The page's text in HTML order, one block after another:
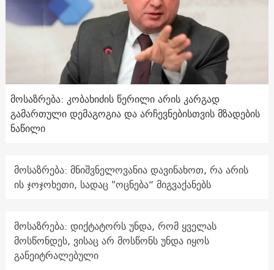
მოსაზრება: კობახიძის წერილი არის კარგად
გამართული დემაგოგია და არჩევნებისთვის მზადების
ნაწილი
მოსაზრება: მნიშვნელოვანია დავინახოთ, რა არის
ის ჯოჯოხეთი, სადაც "ოცნება“ მიგვაქანებს
მოსაზრება: დიქტატორს უნდა, რომ ყველას
მოსწონდეს, ვისაც არ მოსწონს უნდა იყოს
განეიტრალებული